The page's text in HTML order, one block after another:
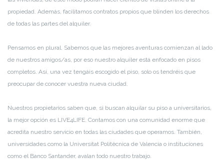
propiedad. Además, facilitamos contratos propios que blinden los derechos
de todas las partes del alquiler.
Pensamos en plural. Sabemos que las mejores aventuras comienzan al lado
de nuestros amigos/as, por eso nuestro alquiler está enfocado en pisos
completos. Así, una vez tengáis escogido el piso, solo os tendréis que
preocupar de conocer vuestra nueva ciudad.
Nuestros propietarios saben que, si buscan alquilar su piso a universitarios,
la mejor opción es LIVE4LIFE. Contamos con una comunidad enorme que
acredita nuestro servicio en todas las ciudades que operamos. También,
universidades como la Universitat Politècnica de Valencia o instituciones
como el Banco Santander, avalan todo nuestro trabajo.